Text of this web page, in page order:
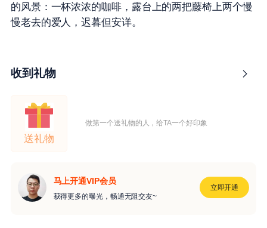
的风景：一杯浓浓的咖啡，露台上的两把藤椅上两个慢
慢老去的爱人，迟暮但安详。
收到礼物
送礼物
做第一个送礼物的人，给TA一个好印象
马上开通VIP会员
获得更多的曝光，畅通无阻交友~
立即开通